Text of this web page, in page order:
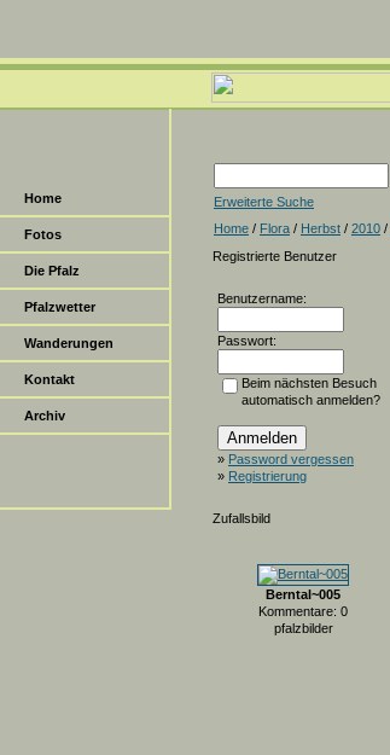
Home
Fotos
Die Pfalz
Pfalzwetter
Wanderungen
Kontakt
Archiv
Erweiterte Suche
Home / Flora / Herbst / 2010 /
Registrierte Benutzer
Benutzername:
Passwort:
Beim nächsten Besuch
automatisch anmelden?
» Password vergessen
» Registrierung
Zufallsbild
Berntal~005
Kommentare: 0
pfalzbilder